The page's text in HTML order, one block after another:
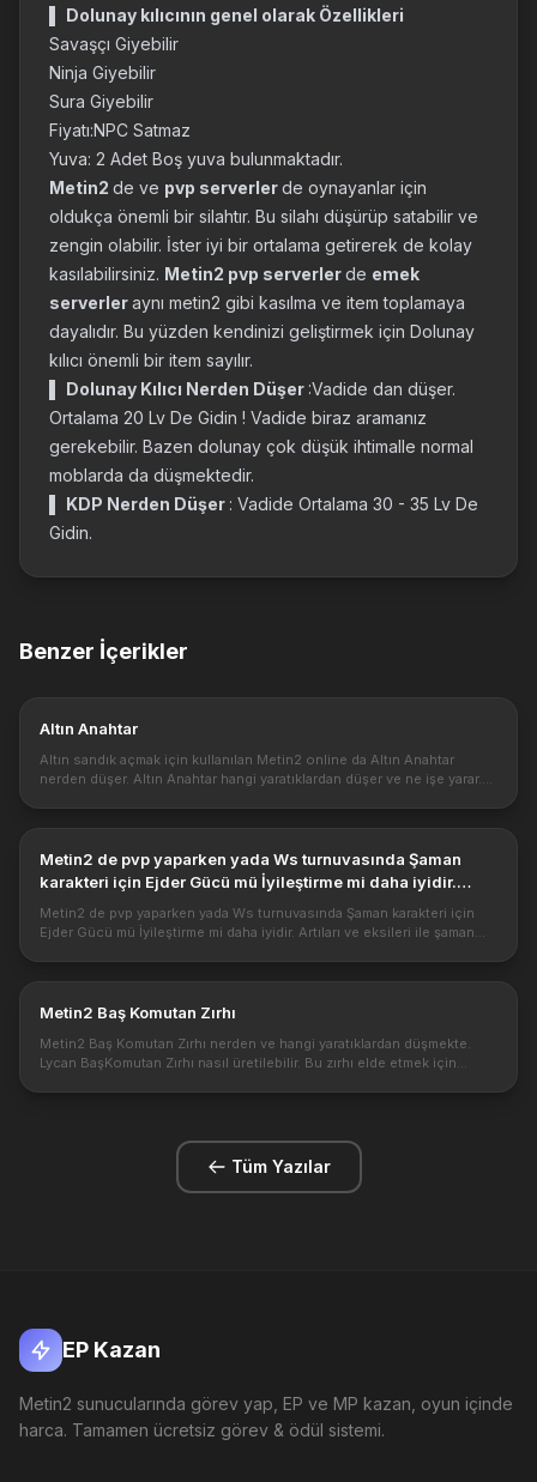
Dolunay kılıcının genel olarak Özellikleri
Savaşçı Giyebilir
Ninja Giyebilir
Sura Giyebilir
Fiyatı:NPC Satmaz
Yuva: 2 Adet Boş yuva bulunmaktadır.
Metin2 de ve pvp serverlerde oynayanlar için
oldukça önemli bir silahtır. Bu silahı düşürüp satabilir ve
zengin olabilir. İster iyi bir ortalama getirerek de kolay
kasılabilirsiniz. Metin2 pvp serverlerde emek
serverleraynı metin2 gibi kasılma ve item toplamaya
dayalıdır. Bu yüzden kendinizi geliştirmek için Dolunay
kılıcı önemli bir item sayılır.
Dolunay Kılıcı Nerden Düşer :Vadide dan düşer.
Ortalama 20 Lv De Gidin ! Vadide biraz aramanız
gerekebilir. Bazen dolunay çok düşük ihtimalle normal
moblarda da düşmektedir.
KDP Nerden Düşer : Vadide Ortalama 30 - 35 Lv De
Gidin.
Benzer İçerikler
Altın Anahtar
Altın sandık açmak için kullanılan Metin2 online da Altın Anahtar
nerden düşer. Altın Anahtar hangi yaratıklardan düşer ve ne işe yarar.
Metin2 de pvp yaparken yada Ws turnuvasında Şaman
karakteri için Ejder Gücü mü İyileştirme mi daha iyidir.
Artıları ve eksileri ile şaman karakter sınıfları.
Metin2 de pvp yaparken yada Ws turnuvasında Şaman karakteri için
Ejder Gücü mü İyileştirme mi daha iyidir. Artıları ve eksileri ile şaman
Metin2 Baş Komutan Zırhı
Metin2 Baş Komutan Zırhı nerden ve hangi yaratıklardan düşmekte.
Lycan BaşKomutan Zırhı nasıl üretilebilir. Bu zırhı elde etmek için
Tüm Yazılar
EP Kazan
Metin2 sunucularında görev yap, EP ve MP kazan, oyun içinde
harca. Tamamen ücretsiz görev & ödül sistemi.